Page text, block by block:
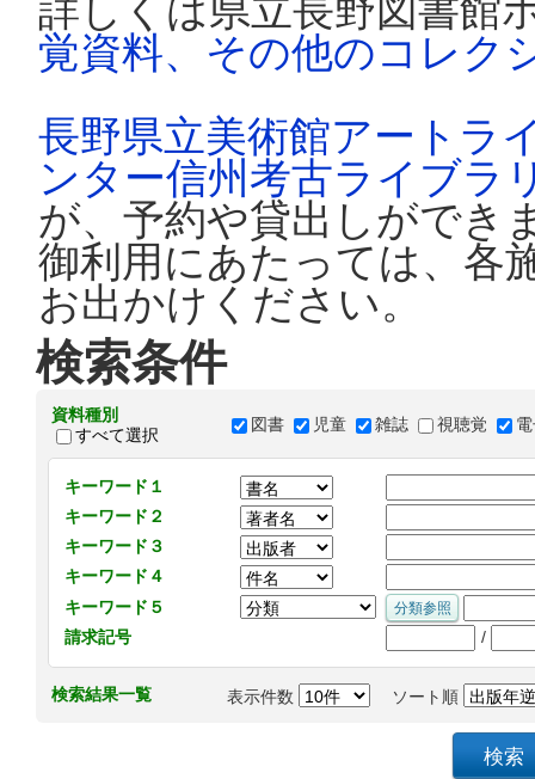
詳しくは県立長野図書館
覚資料、その他のコレク
長野県立美術館アートラ
ンター信州考古ライブラ
が、予約や貸出しができ
御利用にあたっては、各
お出かけください。
検索条件
資料種別
すべて選択
図書 児童 雑誌 視聴覚
キーワード１
キーワード２
キーワード３
キーワード４
キーワード５
請求記号
/
検索結果一覧 表示件数 ソート順